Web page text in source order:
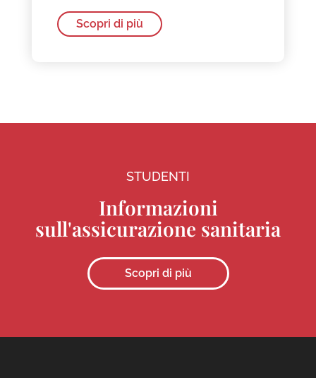
Scopri di più
STUDENTI
Informazioni
sull'assicurazione sanitaria
Scopri di più